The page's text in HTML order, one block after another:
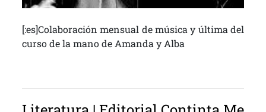
[:es]Colaboración mensual de música y última del
curso de la mano de Amanda y Alba